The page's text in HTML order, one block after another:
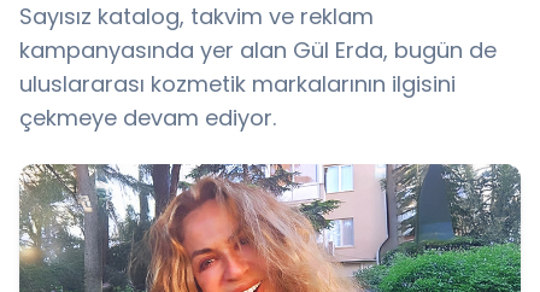
Sayısız katalog, takvim ve reklam
kampanyasında yer alan Gül Erda, bugün de
uluslararası kozmetik markalarının ilgisini
çekmeye devam ediyor.